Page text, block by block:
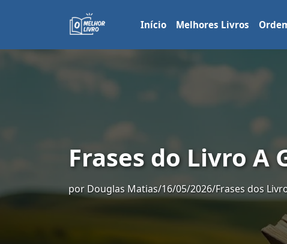
Início Melhores Livros
Frases do Livro A
por Douglas Matias/16/05/2026/Frases dos